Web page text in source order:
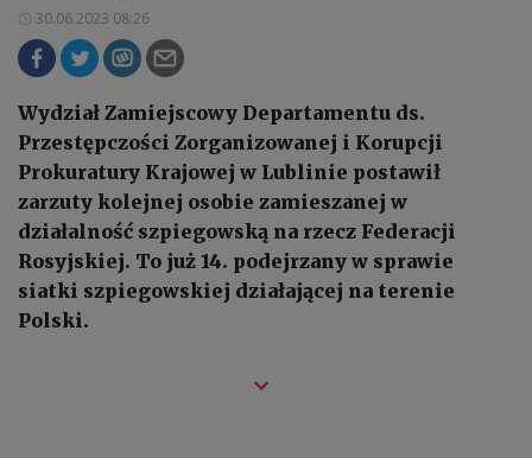
30.06.2023 08:26
Wydział Zamiejscowy Departamentu ds.
Przestępczości Zorganizowanej i Korupcji
Prokuratury Krajowej w Lublinie postawił
zarzuty kolejnej osobie zamieszanej w
działalność szpiegowską na rzecz Federacji
Rosyjskiej. To już 14. podejrzany w sprawie
siatki szpiegowskiej działającej na terenie
Polski.